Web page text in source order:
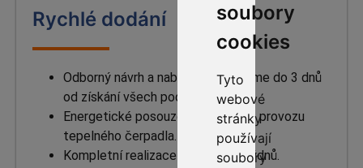
soubory
cookies
Tyto
webové
stránky
používají
soubory
Rychlé dodání
Odborný návrh a nabídku zpracujeme do 3 dnů
od získání všech podkladů
Energetické posouzení budoucího provozu
tepelného čerpadla.
Kompletní realizace během 3-6 týdnů.